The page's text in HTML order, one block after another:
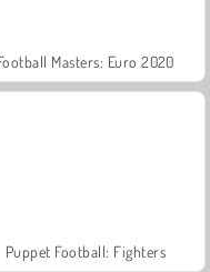
Masters: Euro 2020
Puppet Football: Fighters